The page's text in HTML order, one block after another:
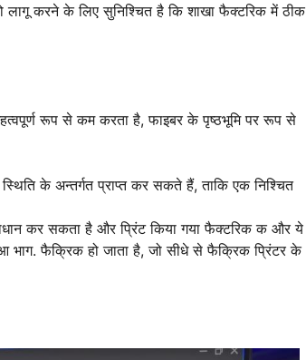
लागू करने के लिए सुनिश्चित है कि शाखा फैक्टरिक में ठीक
रूप से कम करता है, फाइबर के पृष्ठभूमि पर रूप से
के अन्तर्गत प्राप्त कर सकते हैं, ताकि एक निश्चित
कर सकता है और प्रिंट किया गया फैक्टरिक क और ये
फैक्रिक हो जाता है, जो सीधे से फैक्रिक प्रिंटर के